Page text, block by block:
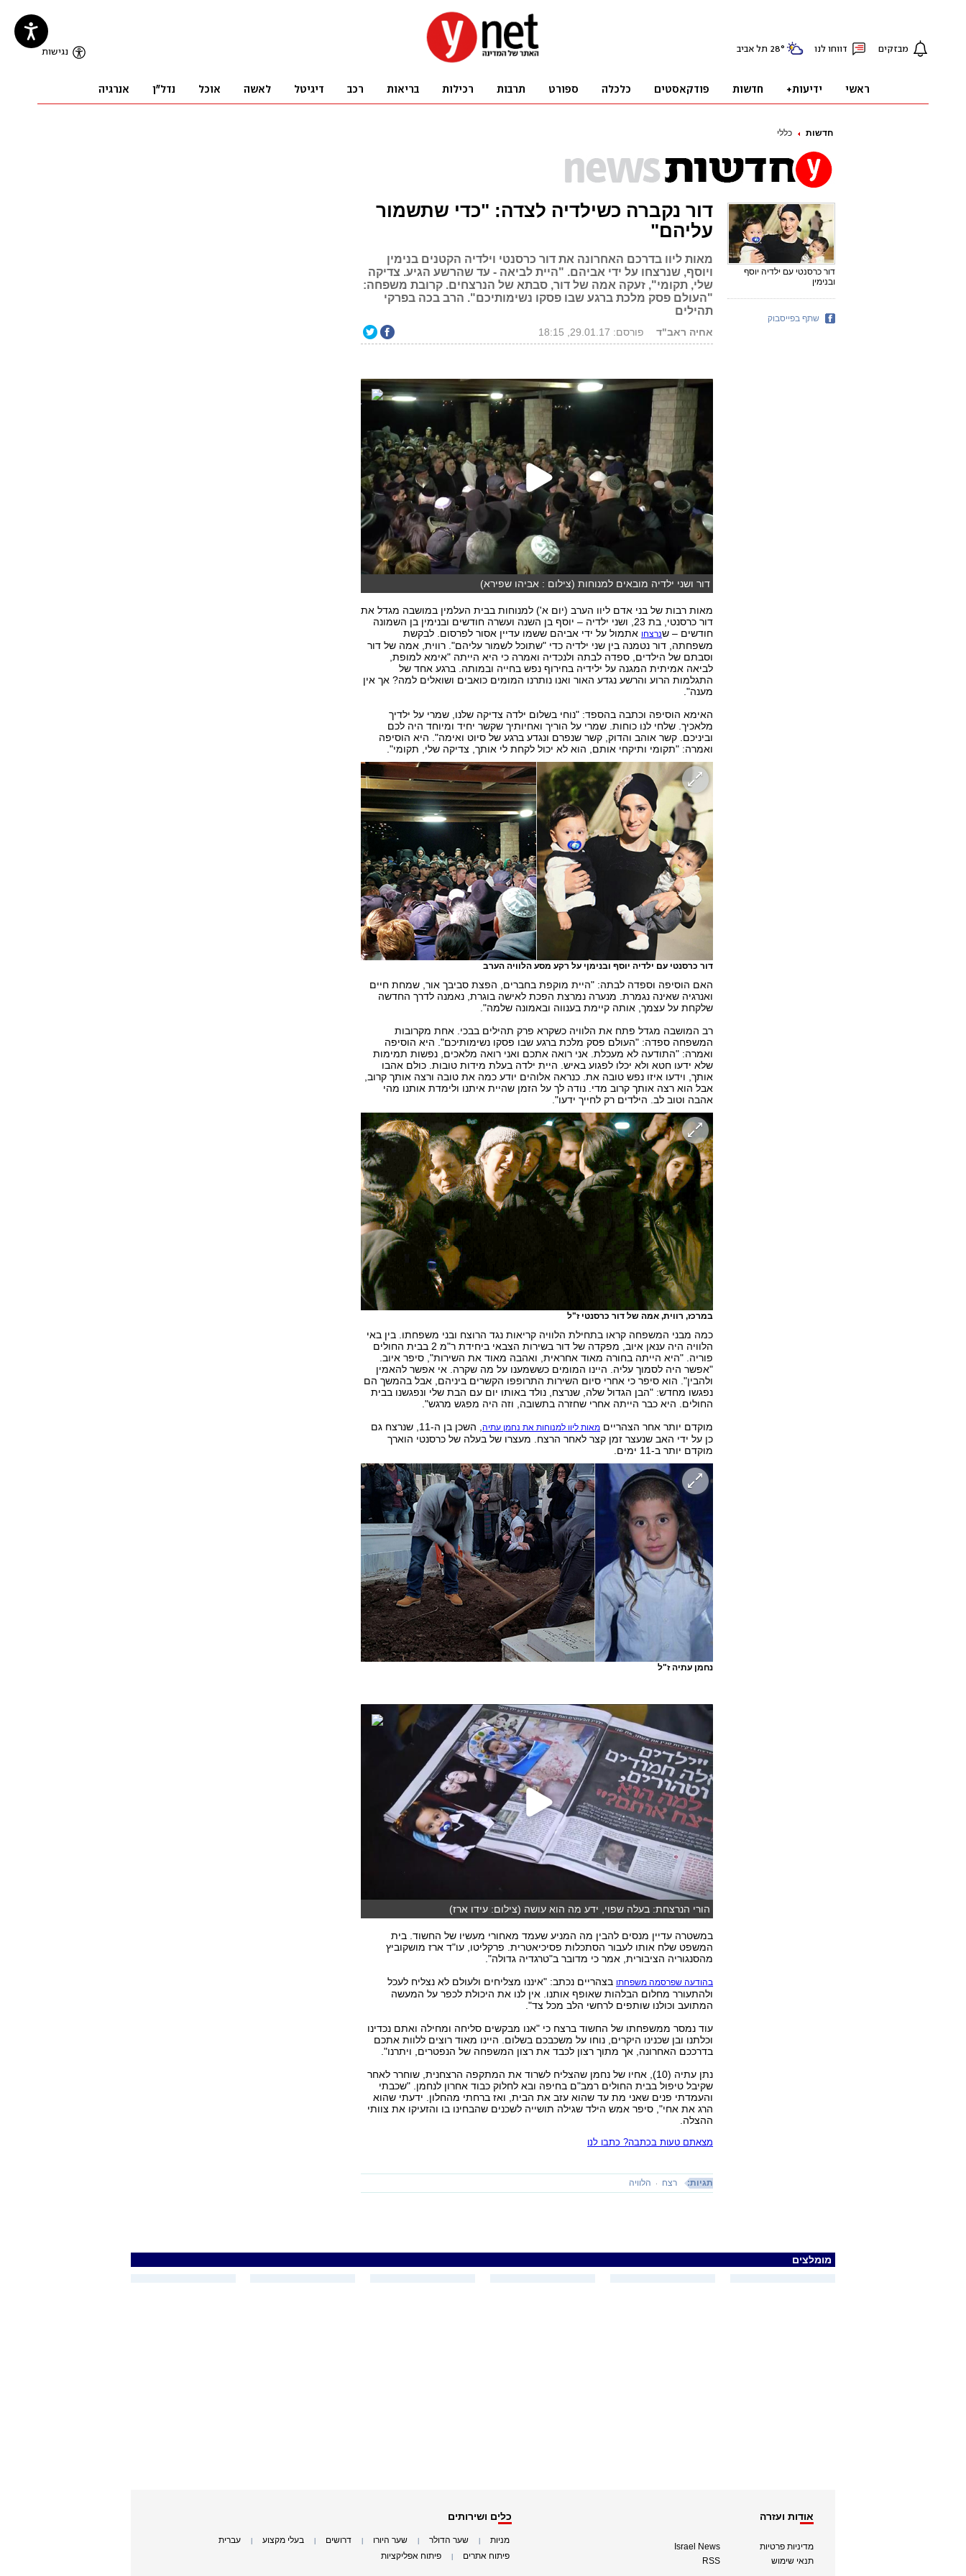
חדשות כללי
דור נקברה כשילדיה לצדה: "כדי שתשמור
עליהם"
מאות ליוו בדרכם האחרונה את דור כרסנטי וילדיה הקטנים בנימין
ויוסף, שנרצחו על ידי אביהם. "היית לביאה - עד שהרשע הגיע. צדיקה
שלי, תקומי", זעקה אמה של דור, סבתא של הנרצחים. קרובת משפחה:
"העולם פסק מלכת ברגע שבו פסקו נשימותיכם". הרב בכה בפרקי
תהילים
אחיה ראב"ד פורסם: 29.01.17, 18:15
דור ושני ילדיה מובאים למנוחות (צילום : אביהו שפירא)
מאות רבות של בני אדם ליוו הערב (יום א') למנוחות בבית העלמין במושבה מגדל את
דור כרסנטי, בת 23, ושני ילדיה – יוסף בן השנה ועשרה חודשים ובנימין בן השמונה
חודשים – שנרצחו אתמול על ידי אביהם ששמו עדיין אסור לפרסום. לבקשת
משפחתה, דור נטמנה בין שני ילדיה כדי "שתוכל לשמור עליהם". רווית, אמה של דור
וסבתם של הילדים, ספדה לבתה ולנכדיה ואמרה כי היא הייתה "אימא למופת,
לביאה אמיתית המגנה על ילידיה בחירוף נפש בחייה ובמותה. ברגע אחד של
התגלמות הרוע והרשע נגדע האור ואנו נותרנו המומים כואבים ושואלים למה? אך אין
מענה".
האימא הוסיפה וכתבה בהספד: "נוחי בשלום ילדה צדיקה שלנו, שמרי על ילדיך
מלאכיך. שלחי לנו כוחות. שמרי על הוריך ואחיותיך שקשר יחיד ומיוחד היה לכם
וביניכם. קשר אוהב והדוק, קשר שנפרם ונגדע ברגע של סיוט ואימה". היא הוסיפה
ואמרה: "תקומי ותיקחי אותם, הוא לא יכול לקחת לי אותך, צדיקה שלי, תקומי".
דור כרסנטי עם ילדיה יוסף ובנימןי על רקע מסע הלוויה הערב
האם הוסיפה וספדה לבתה: "היית מוקפת בחברים, הפצת סביבך אור, שמחת חיים
ואנרגיה שאינה נגמרת. מנערה נמרצת הפכת לאישה בוגרת, נאמנה לדרך החדשה
שלקחת על עצמך, אותה קיימת בענווה ובאמונה שלמה".
רב המושבה מגדל פתח את הלוויה כשקרא פרק תהילים בבכי. אחת מקרובות
המשפחה ספדה: "העולם פסק מלכת ברגע שבו פסקו נשימותיכם". היא הוסיפה
ואמרה: "התודעה לא מעכלת. אני רואה אתכם ואני רואה מלאכים, נפשות תמימות
שלא ידעו חטא ולא יכלו לפגוע באיש. היית ילדה בעלת מידות טובות. כולם אהבו
אותך, וידעו איזו נפש טובה את. כנראה אלוהים יודע כמה את טובה ורצה אותך קרוב,
אבל הוא רצה אותך קרוב מדי. נודה לך על הזמן שהיית איתנו ולימדת אותנו מהי
אהבה וטוב לב. הילדים רק לחייך ידעו".
במרכז, רווית, אמה של דור כרסנטי ז"ל
כמה מבני המשפחה קראו בתחילת הלוויה קריאות נגד הרוצח ובני משפחתו. בין באי
הלוויה היה ענאן איוב, מפקדה של דור בשירות הצבאי ביחידת ר"מ 2 בבית החולים
פוריה. "היא הייתה בחורה מאוד אחראית, ואהבה מאוד את השירות", סיפר איוב.
"אפשר היה לסמוך עליה. היינו המומים כששמענו על מה שקרה. אי אפשר להאמין
ולהבין". הוא סיפר כי אחרי סיום השירות התרופפו הקשרים ביניהם, אבל בהמשך הם
נפגשו מחדש: "הבן הגדול שלה, שנרצח, נולד באותו יום עם הבת שלי ונפגשנו בבית
החולים. היא כבר הייתה אחרי שחזרה בתשובה, וזה היה מפגש מרגש".
מוקדם יותר אחר הצהריים מאות ליוו למנוחות את נחמן עתיה
, השכן בן ה-11, שנרצח גם
כן על ידי האב שנעצר זמן קצר לאחר הרצח. מעצרו של בעלה של כרסנטי הוארך
מוקדם יותר ב-11 ימים.
נחמן עתיה ז"ל
הורי הנרצחת: בעלה שפוי, ידע מה הוא עושה (צילום: עידו ארז)
במשטרה עדיין מנסים להבין מה המניע שעמד מאחורי מעשיו של החשוד. בית
המשפט שלח אותו לעבור הסתכלות פסיכיאטרית. פרקליטו, עו"ד ארז מושקוביץ
מהסנגוריה הציבורית, אמר כי מדובר ב"טרגדיה גדולה".
בהודעה שפרסמה משפחתו בצהריים נכתב: "איננו מצליחים ולעולם לא נצליח לעכל
ולהתעורר מחלום הבלהות שאופף אותנו. אין לנו את היכולת לכפר על המעשה
המתועב וכולנו שותפים לרחשי הלב מכל צד".
עוד נמסר ממשפחתו של החשוד ברצח כי "אנו מבקשים סליחה ומחילה ואתם נכדינו
וכלתנו ובן שכנינו היקרים, נוחו על משכבכם בשלום. היינו מאוד רוצים ללוות אתכם
בדרככם האחרונה, אך מתוך רצון לכבד את רצון המשפחה של הנפטרים, ויתרנו".
נתן עתיה (10), אחיו של נחמן שהצליח לשרוד את המתקפה הרצחנית, שוחרר לאחר
שקיבל טיפול בבית החולים רמב"ם בחיפה ובא לחלוק כבוד אחרון לנחמן. "שכבתי
והעמדתי פנים שאני מת עד שהוא עזב את הבית, ואז ברחתי מהחלון. ידעתי שהוא
הרג את אחי", סיפר אמש הילד שגילה תושייה לשכנים שהבחינו בו והזעיקו את צוותי
ההצלה.
מצאתם טעות בכתבה? כתבו לנו
תגיות: רצח הלוויה
דור כרסנטי עם ילדיה יוסף
ובנימין
שתף בפייסבוק
מומלצים
אודות ועזרה
מדיניות פרטיות
תנאי שימוש
Israel News
RSS
כלים ושירותים
מניות שער הדולר שער היורו דרושים בעלי מקצוע עברית
פיתוח אתרים פיתוח אפליקציות